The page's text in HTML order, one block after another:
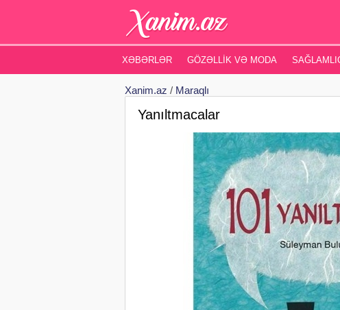
XƏBƏRLƏR GÖZƏLLIK VƏ MODA
Xanim.az / Maraqlı
Yanıltmacalar